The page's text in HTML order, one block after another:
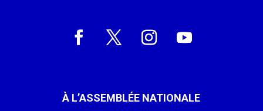
À L’ASSEMBLÉE NATIONALE